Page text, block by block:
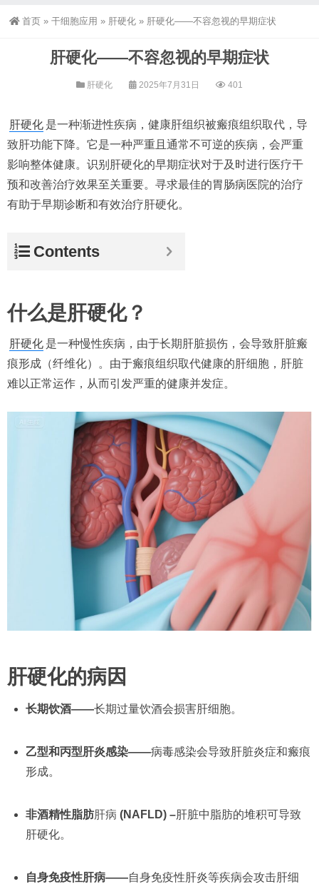
首页 » 干细胞应用 » 肝硬化 » 肝硬化——不容忽视的早期症状
肝硬化——不容忽视的早期症状
肝硬化 2025年7月31日 401
肝硬化 是一种渐进性疾病，健康肝组织被瘢痕组织取代，导
致肝功能下降。它是一种严重且通常不可逆的疾病，会严重
影响整体健康。识别肝硬化的早期症状对于及时进行医疗干
预和改善治疗效果至关重要。寻求最佳的胃肠病医院的治疗
有助于早期诊断和有效治疗肝硬化。
Contents
什么是肝硬化？
肝硬化 是一种慢性疾病，由于长期肝脏损伤，会导致肝脏瘢
痕形成（纤维化）。由于瘢痕组织取代健康的肝细胞，肝脏
难以正常运作，从而引发严重的健康并发症。
肝硬化的病因
长期饮酒——长期过量饮酒会损害肝细胞。
乙型和丙型肝炎感染——病毒感染会导致肝脏炎症和瘢痕
形成。
非酒精性脂肪肝病 (NAFLD) –肝脏中脂肪的堆积可导致
肝硬化。
自身免疫性肝病——自身免疫性肝炎等疾病会攻击肝细